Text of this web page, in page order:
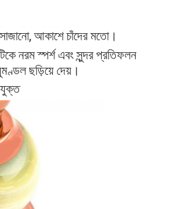
সাজানো, আকাশে চাঁদের মতো।
নরম স্পর্শ এবং সুন্দর প্রতিফলন
ছড়িয়ে দেয়।